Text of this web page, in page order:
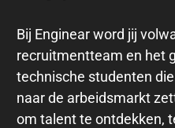
Bij Enginear word jij
recruitmentteam en het
technische studenten
naar de arbeidsmarkt
om talent te ontdekken,